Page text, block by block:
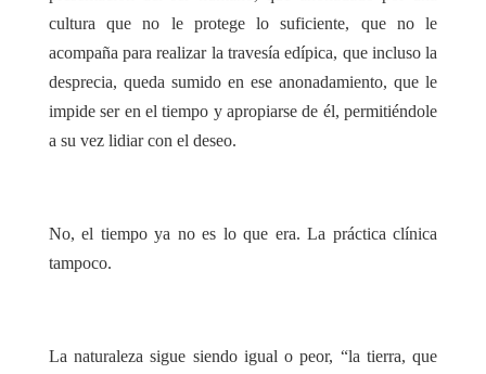
cultura que no le protege lo suficiente, que no le
acompaña para realizar la travesía edípica, que incluso la
desprecia, queda sumido en ese anonadamiento, que le
impide ser en el tiempo y apropiarse de él, permitiéndole
a su vez lidiar con el deseo.
No, el tiempo ya no es lo que era. La práctica clínica
tampoco.
La naturaleza sigue siendo igual o peor, “la tierra, que